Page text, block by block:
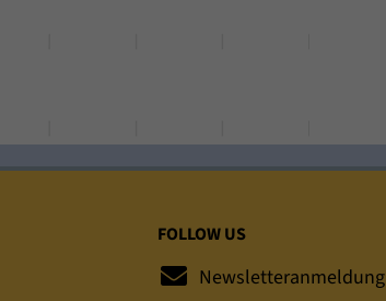
FOLLOW US
Newsletteranmeldung